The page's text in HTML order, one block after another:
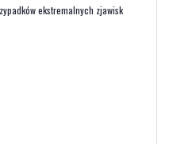
ekstremalnych zjawisk